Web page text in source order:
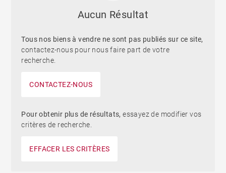
Aucun Résultat
Tous nos biens à vendre ne sont pas publiés sur ce site,
contactez-nous pour nous faire part de votre
recherche.
CONTACTEZ-NOUS
Pour obtenir plus de résultats,essayez de modifier vos
critères de recherche.
EFFACER LES CRITÈRES